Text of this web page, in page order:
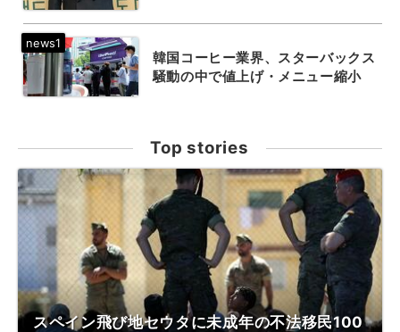
韓国コーヒー業界、スターバックス
騒動の中で値上げ・メニュー縮小
Top stories
スペイン飛び地セウタに未成年の不法移民100